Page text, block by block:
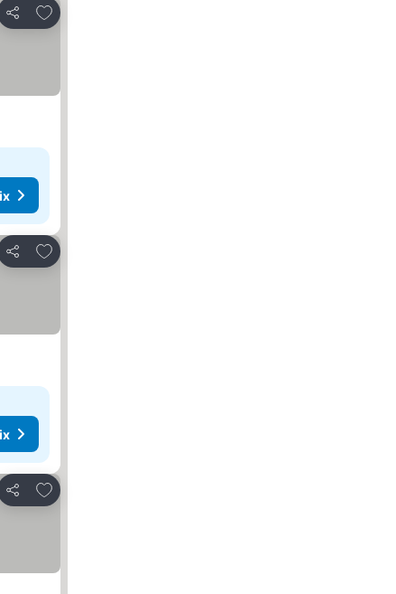
Partager
Ajouter à mes favoris
Partager
Ajouter à mes favoris
Partager
Ajouter à mes favoris